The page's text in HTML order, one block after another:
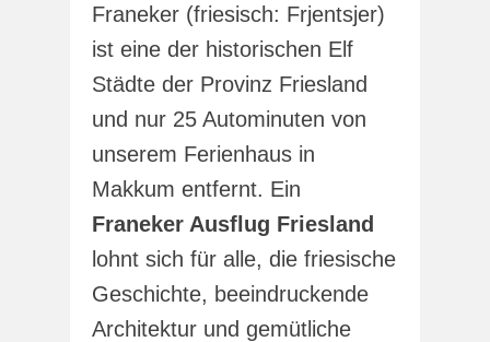
Franeker (friesisch: Frjentsjer)
ist eine der historischen Elf
Städte der Provinz Friesland
und nur 25 Autominuten von
unserem Ferienhaus in
Makkum entfernt. Ein
Franeker Ausflug Friesland
lohnt sich für alle, die friesische
Geschichte, beeindruckende
Architektur und gemütliche